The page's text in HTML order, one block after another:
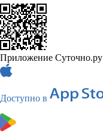
Приложение Суточно.ру
Доступно в